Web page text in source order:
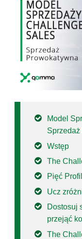
Model
Wstęp
The
Pięć
Ucz
Dostosuj
przejąć
The